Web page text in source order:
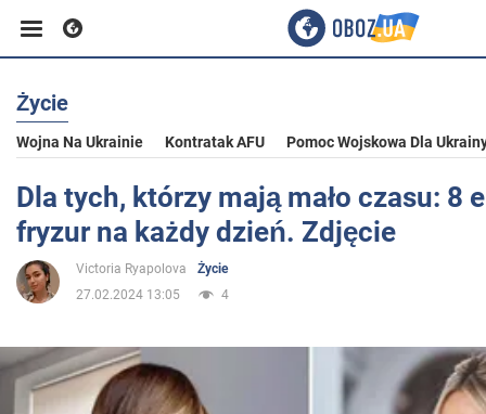
Biznes
Sport
Rozrywka
Polityka
Życie
Wojna Na Ukrainie Kontratak AFU Pomoc Wojskowa Dla
Dla tych, którzy mają mało czasu: 8
fryzur na każdy dzień. Zdjęcie
Victoria Ryapolova
Życie
27.02.2024 13:05
4